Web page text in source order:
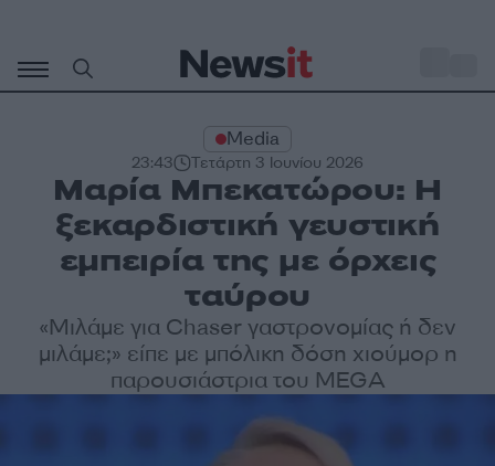
περιεχόμενο
Media
23:43 Τετάρτη 3 Ιουνίου 2026
Μαρία Μπεκατώρου: Η
ξεκαρδιστική γευστική
εμπειρία της με όρχεις
ταύρου
«Μιλάμε για Chaser γαστρονομίας ή δεν
μιλάμε;» είπε με μπόλικη δόση χιούμορ η
παρουσιάστρια του MEGA